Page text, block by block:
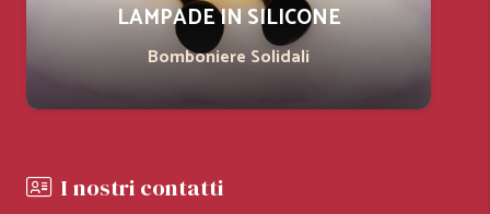
LAMPADE IN SILICONE
Bomboniere Solidali
I nostri contatti